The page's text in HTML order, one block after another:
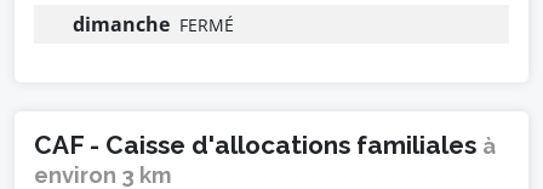
dimanche FERMÉ
CAF - Caisse d'allocations familiales à
environ 3 km